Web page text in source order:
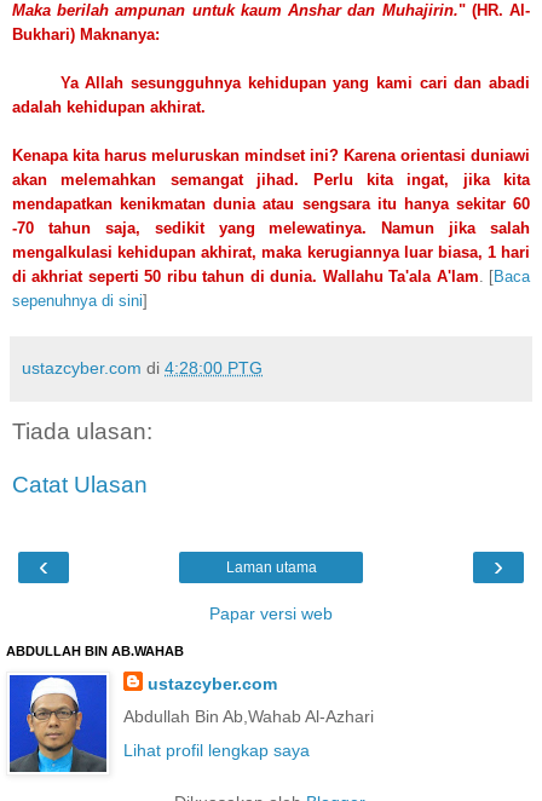
Maka berilah ampunan untuk kaum Anshar dan Muhajirin." (HR. Al-
Bukhari) Maknanya:
Ya Allah sesungguhnya kehidupan yang kami cari dan abadi
adalah kehidupan akhirat.
Kenapa kita harus meluruskan mindset ini? Karena orientasi duniawi
akan melemahkan semangat jihad. Perlu kita ingat, jika kita
mendapatkan kenikmatan dunia atau sengsara itu hanya sekitar 60
-70 tahun saja, sedikit yang melewatinya. Namun jika salah
mengalkulasi kehidupan akhirat, maka kerugiannya luar biasa, 1 hari
di akhriat seperti 50 ribu tahun di dunia. Wallahu Ta'ala A'lam. [Baca
sepenuhnya di sini]
ustazcyber.com di 4:28:00 PTG
Tiada ulasan:
Catat Ulasan
‹ ›
Laman utama
Papar versi web
ABDULLAH BIN AB.WAHAB
ustazcyber.com
Abdullah Bin Ab,Wahab Al-Azhari
Lihat profil lengkap saya